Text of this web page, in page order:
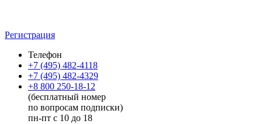
Регистрация
Телефон
+7 (495) 482-4118
+7 (495) 482-4329
+8 800 250-18-12
(бесплатный номер
по вопросам подписки)
пн-пт с 10 до 18